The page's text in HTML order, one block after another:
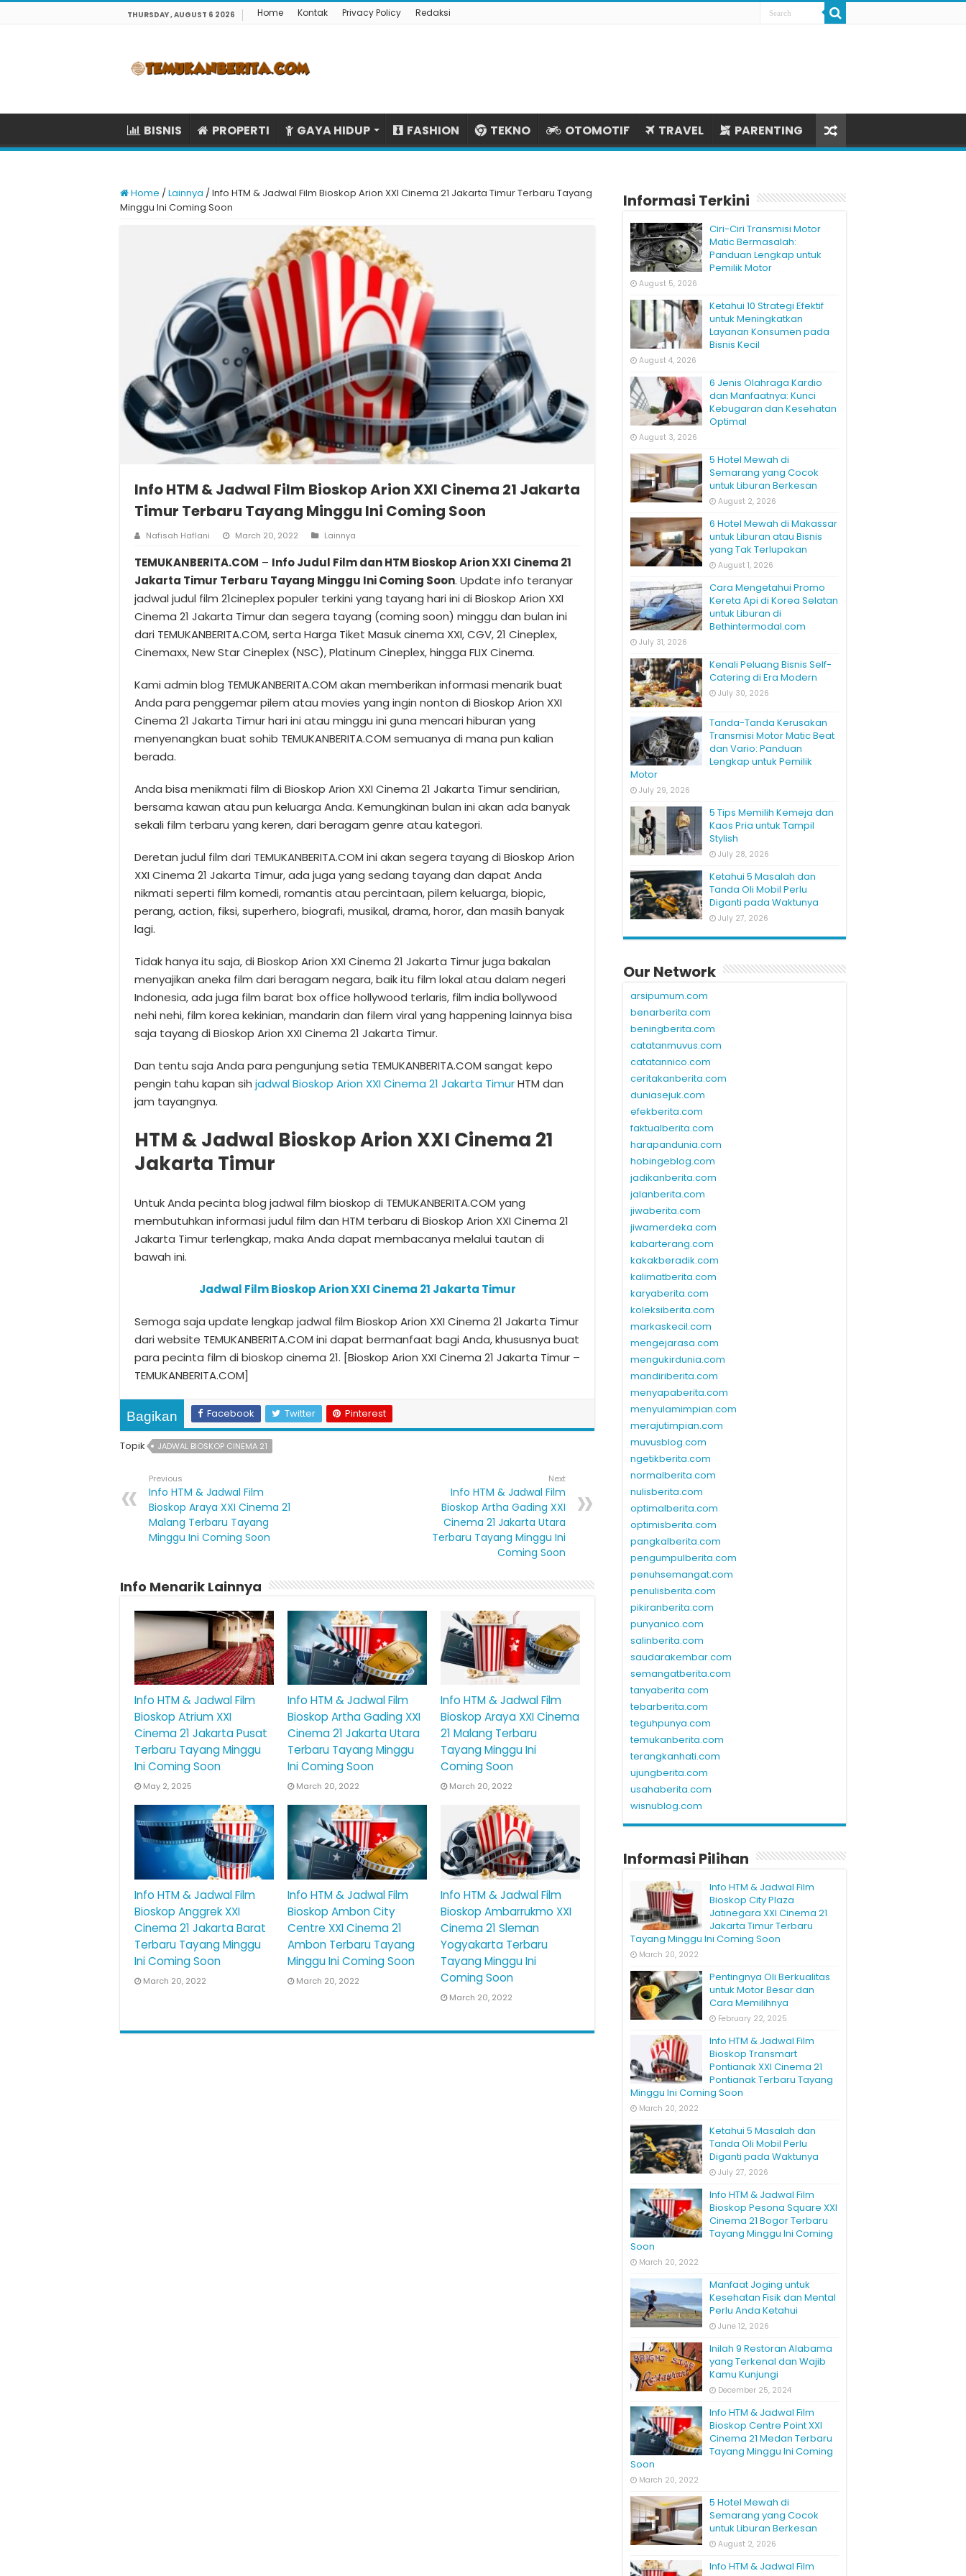
THURSDAY , AUGUST 6 2026 Home Kontak Privacy Policy Redaksi
BISNIS PROPERTI GAYA HIDUP FASHION TEKNO OTOMOTIF TRAVEL PARENTING
Home /Lainnya /Info HTM & Jadwal Film Bioskop Arion XXI Cinema 21 Jakarta Timur Terbaru Tayang
Minggu Ini Coming Soon
Info HTM & Jadwal Film Bioskop Arion XXI Cinema 21 Jakarta
Timur Terbaru Tayang Minggu Ini Coming Soon
Nafisah Haflani March 20, 2022 Lainnya
TEMUKANBERITA.COM – Info Judul Film dan HTM Bioskop Arion XXI Cinema 21
Jakarta Timur Terbaru Tayang Minggu Ini Coming Soon. Update info teranyar
jadwal judul film 21cineplex populer terkini yang tayang hari ini di Bioskop Arion XXI
Cinema 21 Jakarta Timur dan segera tayang (coming soon) minggu dan bulan ini
dari TEMUKANBERITA.COM, serta Harga Tiket Masuk cinema XXI, CGV, 21 Cineplex,
Cinemaxx, New Star Cineplex (NSC), Platinum Cineplex, hingga FLIX Cinema.
Kami admin blog TEMUKANBERITA.COM akan memberikan informasi menarik buat
Anda para penggemar pilem atau movies yang ingin nonton di Bioskop Arion XXI
Cinema 21 Jakarta Timur hari ini atau minggu ini guna mencari hiburan yang
menyenangkan buat sohib TEMUKANBERITA.COM semuanya di mana pun kalian
berada.
Anda bisa menikmati film di Bioskop Arion XXI Cinema 21 Jakarta Timur sendirian,
bersama kawan atau pun keluarga Anda. Kemungkinan bulan ini akan ada banyak
sekali film terbaru yang keren, dari beragam genre atau kategori.
Deretan judul film dari TEMUKANBERITA.COM ini akan segera tayang di Bioskop Arion
XXI Cinema 21 Jakarta Timur, ada juga yang sedang tayang dan dapat Anda
nikmati seperti film komedi, romantis atau percintaan, pilem keluarga, biopic,
perang, action, fiksi, superhero, biografi, musikal, drama, horor, dan masih banyak
lagi.
Tidak hanya itu saja, di Bioskop Arion XXI Cinema 21 Jakarta Timur juga bakalan
menyajikan aneka film dari beragam negara, baik itu film lokal atau dalam negeri
Indonesia, ada juga film barat box office hollywood terlaris, film india bollywood
nehi nehi, film korea kekinian, mandarin dan filem viral yang happening lainnya bisa
saja tayang di Bioskop Arion XXI Cinema 21 Jakarta Timur.
Dan tentu saja Anda para pengunjung setia TEMUKANBERITA.COM sangat kepo
pengin tahu kapan sih jadwal Bioskop Arion XXI Cinema 21 Jakarta TimurHTM dan
jam tayangnya.
HTM & Jadwal Bioskop Arion XXI Cinema 21
Jakarta Timur
Untuk Anda pecinta blog jadwal film bioskop di TEMUKANBERITA.COM yang
membutuhkan informasi judul film dan HTM terbaru di Bioskop Arion XXI Cinema 21
Jakarta Timur terlengkap, maka Anda dapat membacanya melalui tautan di
bawah ini.
Jadwal Film Bioskop Arion XXI Cinema 21 Jakarta Timur
Semoga saja update lengkap jadwal film Bioskop Arion XXI Cinema 21 Jakarta Timur
dari website TEMUKANBERITA.COM ini dapat bermanfaat bagi Anda, khususnya buat
para pecinta film di bioskop cinema 21. [Bioskop Arion XXI Cinema 21 Jakarta Timur –
TEMUKANBERITA.COM]
Bagikan Facebook Twitter Pinterest
Topik JADWAL BIOSKOP CINEMA 21
Previous
Info HTM & Jadwal Film
Bioskop Araya XXI Cinema 21
Malang Terbaru Tayang
Minggu Ini Coming Soon
Next
Info HTM & Jadwal Film
Bioskop Artha Gading XXI
Cinema 21 Jakarta Utara
Terbaru Tayang Minggu Ini
Coming Soon
Info Menarik Lainnya
Info HTM & Jadwal Film
Bioskop Atrium XXI
Cinema 21 Jakarta Pusat
Terbaru Tayang Minggu
Ini Coming Soon
May 2, 2025
Info HTM & Jadwal Film
Bioskop Artha Gading XXI
Cinema 21 Jakarta Utara
Terbaru Tayang Minggu
Ini Coming Soon
March 20, 2022
Info HTM & Jadwal Film
Bioskop Araya XXI Cinema
21 Malang Terbaru
Tayang Minggu Ini
Coming Soon
March 20, 2022
Info HTM & Jadwal Film
Bioskop Anggrek XXI
Cinema 21 Jakarta Barat
Terbaru Tayang Minggu
Ini Coming Soon
March 20, 2022
Info HTM & Jadwal Film
Bioskop Ambon City
Centre XXI Cinema 21
Ambon Terbaru Tayang
Minggu Ini Coming Soon
March 20, 2022
Info HTM & Jadwal Film
Bioskop Ambarrukmo XXI
Cinema 21 Sleman
Yogyakarta Terbaru
Tayang Minggu Ini
Coming Soon
March 20, 2022
Informasi Terkini
Ciri-Ciri Transmisi Motor
Matic Bermasalah:
Panduan Lengkap untuk
Pemilik Motor
August 5, 2026
Ketahui 10 Strategi Efektif
untuk Meningkatkan
Layanan Konsumen pada
Bisnis Kecil
August 4, 2026
6 Jenis Olahraga Kardio
dan Manfaatnya: Kunci
Kebugaran dan Kesehatan
Optimal
August 3, 2026
5 Hotel Mewah di
Semarang yang Cocok
untuk Liburan Berkesan
August 2, 2026
6 Hotel Mewah di Makassar
untuk Liburan atau Bisnis
yang Tak Terlupakan
August 1, 2026
Cara Mengetahui Promo
Kereta Api di Korea Selatan
untuk Liburan di
Bethintermodal.com
July 31, 2026
Kenali Peluang Bisnis Self-
Catering di Era Modern
July 30, 2026
Tanda-Tanda Kerusakan
Transmisi Motor Matic Beat
dan Vario: Panduan
Lengkap untuk Pemilik
Motor
July 29, 2026
5 Tips Memilih Kemeja dan
Kaos Pria untuk Tampil
Stylish
July 28, 2026
Ketahui 5 Masalah dan
Tanda Oli Mobil Perlu
Diganti pada Waktunya
July 27, 2026
Our Network
arsipumum.com
benarberita.com
beningberita.com
catatanmuvus.com
catatannico.com
ceritakanberita.com
duniasejuk.com
efekberita.com
faktualberita.com
harapandunia.com
hobingeblog.com
jadikanberita.com
jalanberita.com
jiwaberita.com
jiwamerdeka.com
kabarterang.com
kakakberadik.com
kalimatberita.com
karyaberita.com
koleksiberita.com
markaskecil.com
mengejarasa.com
mengukirdunia.com
mandiriberita.com
menyapaberita.com
menyulamimpian.com
merajutimpian.com
muvusblog.com
ngetikberita.com
normalberita.com
nulisberita.com
optimalberita.com
optimisberita.com
pangkalberita.com
pengumpulberita.com
penuhsemangat.com
penulisberita.com
pikiranberita.com
punyanico.com
salinberita.com
saudarakembar.com
semangatberita.com
tanyaberita.com
tebarberita.com
teguhpunya.com
temukanberita.com
terangkanhati.com
ujungberita.com
usahaberita.com
wisnublog.com
Informasi Pilihan
Info HTM & Jadwal Film
Bioskop City Plaza
Jatinegara XXI Cinema 21
Jakarta Timur Terbaru
Tayang Minggu Ini Coming Soon
March 20, 2022
Pentingnya Oli Berkualitas
untuk Motor Besar dan
Cara Memilihnya
February 22, 2025
Info HTM & Jadwal Film
Bioskop Transmart
Pontianak XXI Cinema 21
Pontianak Terbaru Tayang
Minggu Ini Coming Soon
March 20, 2022
Ketahui 5 Masalah dan
Tanda Oli Mobil Perlu
Diganti pada Waktunya
July 27, 2026
Info HTM & Jadwal Film
Bioskop Pesona Square XXI
Cinema 21 Bogor Terbaru
Tayang Minggu Ini Coming
Soon
March 20, 2022
Manfaat Joging untuk
Kesehatan Fisik dan Mental
Perlu Anda Ketahui
June 12, 2026
Inilah 9 Restoran Alabama
yang Terkenal dan Wajib
Kamu Kunjungi
December 25, 2024
Info HTM & Jadwal Film
Bioskop Centre Point XXI
Cinema 21 Medan Terbaru
Tayang Minggu Ini Coming
Soon
March 20, 2022
5 Hotel Mewah di
Semarang yang Cocok
untuk Liburan Berkesan
August 2, 2026
Info HTM & Jadwal Film